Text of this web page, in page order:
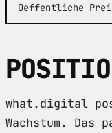
Oeffentliche
what.digital
Wachstum. Das